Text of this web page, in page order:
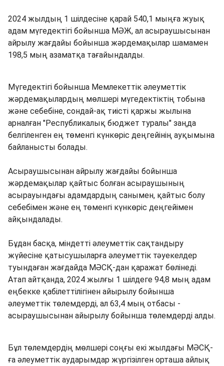
2024 жылдың 1 шілдесіне қарай 540,1 мыңға жуық
адам мүгедектігі бойынша МӘЖ, ал асыраушысынан
айрылу жағдайы бойынша жәрдемақылар шамамен
198,5 мың азаматқа тағайындалды.
Мүгедектігі бойынша Мемлекеттік әлеуметтік
жәрдемақылардың мөлшері мүгедектіктің тобына
және себебіне, сондай-ақ тиісті қаржы жылына
арналған "Республикалық бюджет туралы" заңда
белгіленген ең төменгі күнкөріс деңгейінің ауқымына
байланысты болады.
Асыраушысынан айрылу жағдайы бойынша
жәрдемақылар қайтыс болған асыраушының
асырауындағы адамдардың санымен, қайтыс болу
себебімен және ең төменгі күнкөріс деңгейімен
айқындалады.
Бұдан басқа, міндетті әлеуметтік сақтандыру
жүйесіне қатысушыларға әлеуметтік тәуекелдер
туындаған жағдайда МӘСҚ-дан қаражат бөлінеді.
Атап айтқанда, 2024 жылғы 1 шілдеге 94,8 мың адам
еңбекке қабілеттілігінен айырылу бойынша
әлеуметтік төлемдерді, ал 63,4 мың отбасы -
асыраушысынан айырылу бойынша төлемдерді алды.
Бұл төлемдердің мөлшері соңғы екі жылдағы МӘСҚ-
ға әлеуметтік аударымдар жүргізілген орташа айлық